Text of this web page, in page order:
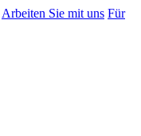
Arbeiten Sie mit uns Für